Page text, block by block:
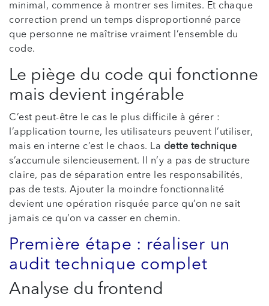
minimal, commence à montrer ses limites. Et chaque
correction prend un temps disproportionné parce
que personne ne maîtrise vraiment l’ensemble du
code.
Le piège du code qui fonctionne
mais devient ingérable
C’est peut-être le cas le plus difficile à gérer :
l’application tourne, les utilisateurs peuvent l’utiliser,
mais en interne c’est le chaos. La dette technique
s’accumule silencieusement. Il n’y a pas de structure
claire, pas de séparation entre les responsabilités,
pas de tests. Ajouter la moindre fonctionnalité
devient une opération risquée parce qu’on ne sait
jamais ce qu’on va casser en chemin.
Première étape : réaliser un
audit technique complet
Analyse du frontend